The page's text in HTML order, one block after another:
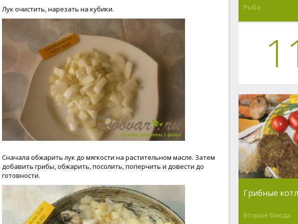
Лук очистить, нарезать на кубики.
Сначала обжарить лук до мягкости на растительном масле. Затем
добавить грибы, обжарить, посолить, поперчить и довести до
готовности.
Рыба
Грибные
Вторые блюда